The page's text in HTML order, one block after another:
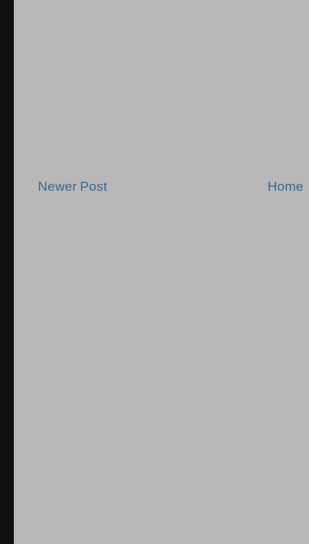
Newer Post Home